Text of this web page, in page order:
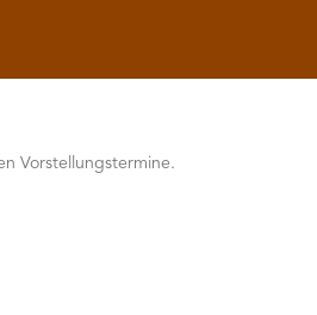
Vorstellungstermine.